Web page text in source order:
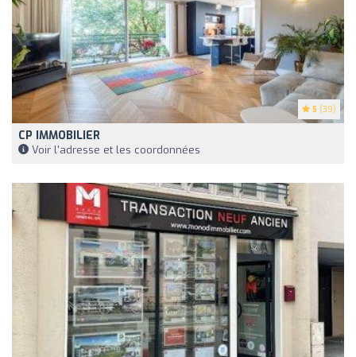
5 (39)
CP IMMOBILIER
Voir l'adresse et les coordonnées